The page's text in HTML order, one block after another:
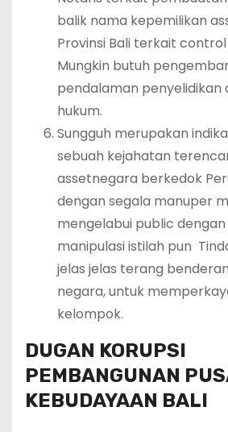
balik nama kepemilikan
Provinsi Bali terkait
Mungkin butuh
pendalaman penyelidikan
hukum.
Sungguh merupakan
sebuah kejahatan
assetnegara berkedok
dengan segala manuper
mengelabui public
manipulasi istilah pun
jelas jelas terang
negara, untuk
kelompok.
DUGAN KORUPSI
PEMBANGUNAN
KEBUDAYAAN BALI